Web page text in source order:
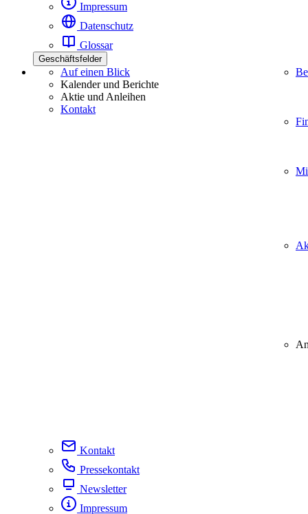
Impressum
Datenschutz
Glossar
Geschäftsfelder
Auf einen Blick
Kalender und Berichte
Aktie und Anleihen
Kontakt
Kontakt
Pressekontakt
Newsletter
Impressum